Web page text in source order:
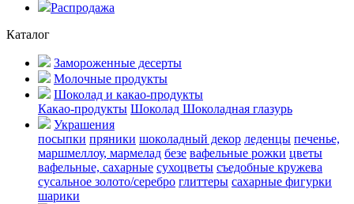
Распродажа
Каталог
Замороженные десерты
Молочные продукты
Шоколад и какао-продукты
Какао-продукты Шоколад Шоколадная глазурь
Украшения
посыпки пряники шоколадный декор леденцы печенье,
маршмеллоу, мармелад безе вафельные рожки цветы
вафельные, сахарные сухоцветы съедобные кружева
сусальное золото/серебро глиттеры сахарные фигурки
шарики